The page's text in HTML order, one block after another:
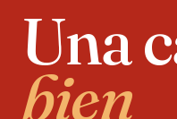
Una
bien